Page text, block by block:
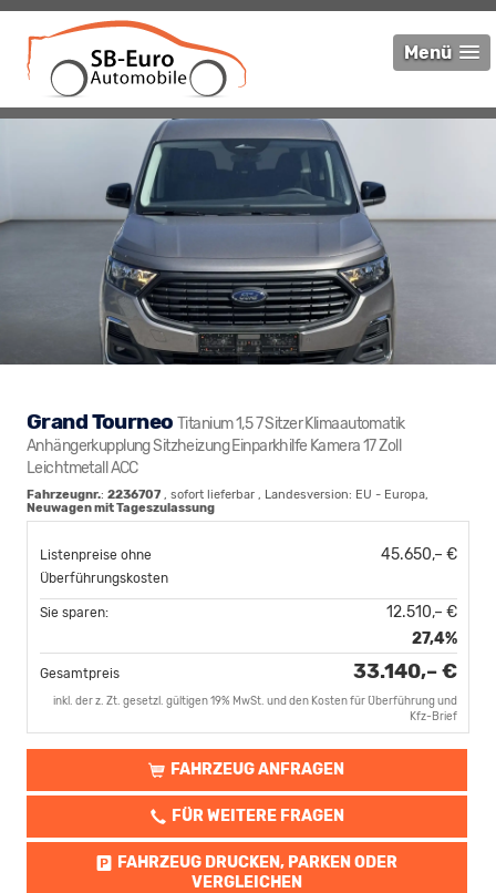
Menü
Grand TourneoTitanium 1,5 7 Sitzer Klimaautomatik
Anhängerkupplung Sitzheizung Einparkhilfe Kamera 17 Zoll
Leichtmetall ACC
Fahrzeugnr.: 2236707 , sofort lieferbar , Landesversion: EU - Europa,
Neuwagen mit Tageszulassung
Listenpreise ohne
Überführungskosten
45.650,– €
Sie sparen:
12.510,– €
27,4%
Gesamtpreis 33.140,– €
inkl. der z. Zt. gesetzl. gültigen 19% MwSt. und den Kosten für Überführung und
Kfz-Brief
FAHRZEUG ANFRAGEN
FÜR WEITERE FRAGEN
FAHRZEUG DRUCKEN, PARKEN ODER
VERGLEICHEN